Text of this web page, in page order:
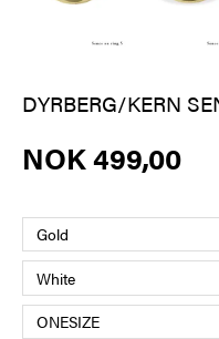
DYRBERG/KERN
NOK 499,00